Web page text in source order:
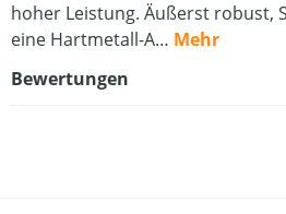
hoher Leistung. Äußerst robust,
eine Hartmetall-A… Mehr
Bewertungen